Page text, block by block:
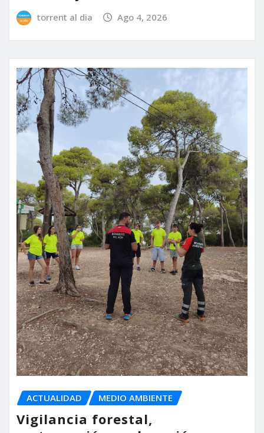
torrent al dia Ago 4, 2026
ACTUALIDAD MEDIO AMBIENTE
Vigilancia forestal,